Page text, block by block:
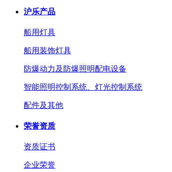
沪乐产品
船用灯具
船用装饰灯具
防爆动力及防爆照明配电设备
智能照明控制系统、灯光控制系统
配件及其他
荣誉资质
资质证书
企业荣誉